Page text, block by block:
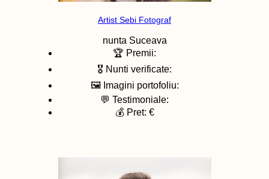
Artist Sebi Fotograf
nunta Suceava
🏆 Premii:
🎖️ Nunti verificate:
🖼️ Imagini portofoliu:
💬 Testimoniale:
💰 Pret: €